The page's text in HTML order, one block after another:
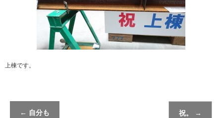
上棟です。
← 自分も 祝。 →